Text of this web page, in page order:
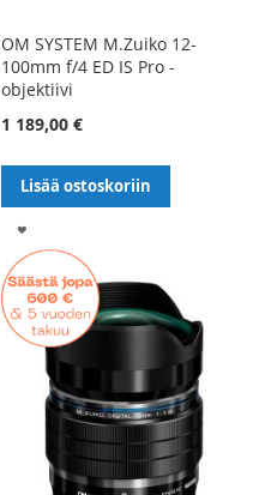
OM SYSTEM M.Zuiko 12-
100mm f/4 ED IS Pro -
objektiivi
1 189,00 €
Lisää ostoskoriin
TOIVELISTALLE